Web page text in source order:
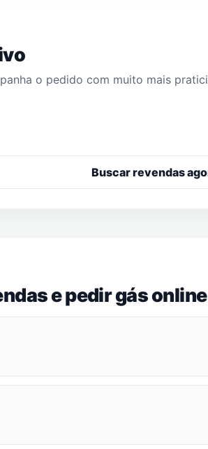
o pedido com muito mais
Buscar revendas
e pedir gás online